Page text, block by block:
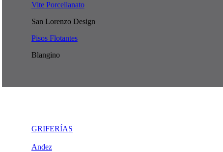
Vite Porcellanato
San Lorenzo Design
Pisos Flotantes
Blangino
GRIFERÍAS
Andez